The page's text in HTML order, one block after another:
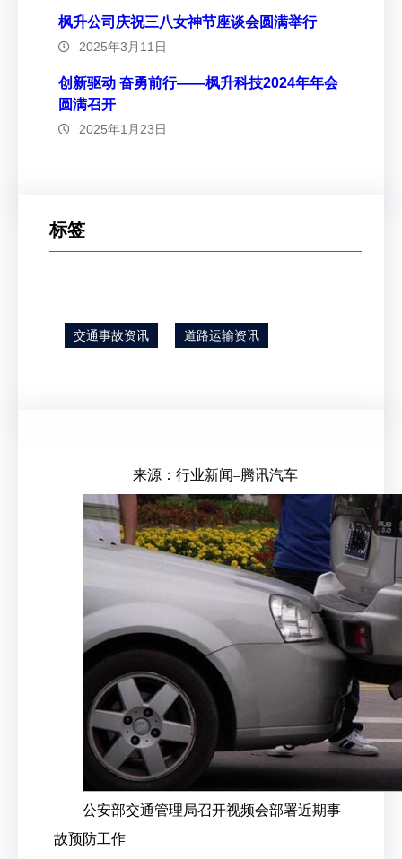
枫升公司庆祝三八女神节座谈会圆满举行
2025年3月11日
创新驱动 奋勇前行——枫升科技2024年年会
圆满召开
2025年1月23日
标签
交通事故资讯 道路运输资讯
​来源：行业新闻–腾讯汽车
公安部交通管理局召开视频会部署近期事
故预防工作